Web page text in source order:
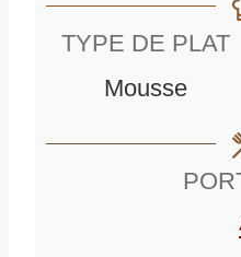
s
TYPE DE PLAT
Mousse